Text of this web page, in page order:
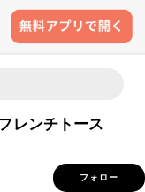
レンチトース
フォロー